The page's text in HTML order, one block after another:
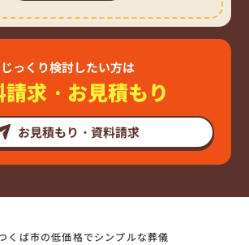
じっくり検討したい方は
請求・お見積もり
お見積もり・資料請求
くば市の低価格でシンプルな葬儀